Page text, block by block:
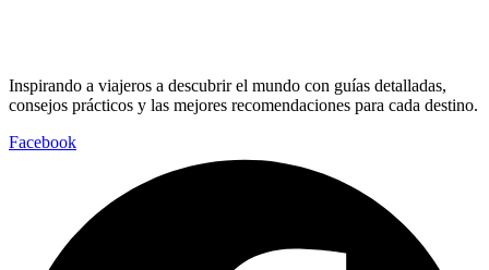
Inspirando a viajeros a descubrir el mundo con guías detalladas,
consejos prácticos y las mejores recomendaciones para cada destino.
Facebook